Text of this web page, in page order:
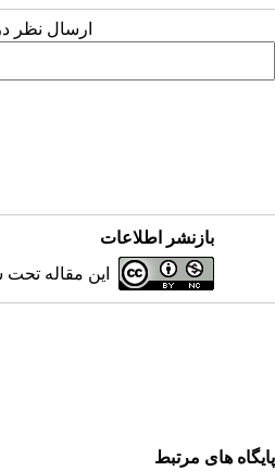
ارسال نظر
بازنشر اطلاعات
این مقاله
پایگاه های مرتبط